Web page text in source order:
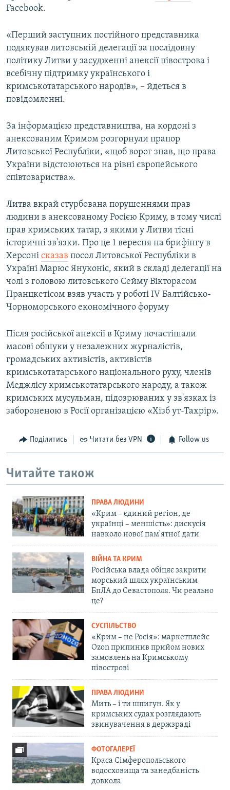
Facebook.
«Перший заступник постійного представника
подякував литовській делегації за послідовну
політику Литви у засудженні анексії півострова і
всебічну підтримку українського і
кримськотатарського народів», – йдеться в
повідомленні.
За інформацією представництва, на кордоні з
анексованим Кримом розгорнули прапор
Литовської Республіки, «щоб ворог знав, що права
України відстоюються на рівні європейського
співтовариства».
Литва вкрай стурбована порушеннями прав
людини в анексованому Росією Криму, в тому числі
прав кримських татар, з якими у Литви тісні
історичні зв'язки. Про це 1 вересня на брифінгу в
Херсоні сказав посол Литовської Республіки в
Україні Марюс Януконіс, який в складі делегації на
чолі з головою литовського Сейму Вікторасом
Пранцкетісом взяв участь у роботі IV Балтійсько-
Чорноморського економічного форуму
Після російської анексії в Криму почастішали
масові обшуки у незалежних журналістів,
громадських активістів, активістів
кримськотатарського національного руху, членів
Меджлісу кримськотатарського народу, а також
кримських мусульман, підозрюваних у зв'язках із
забороненою в Росії організацією «Хізб ут-Тахрір».
Поділитись Читати без VPN Follow us
Читайте також
ПРАВА ЛЮДИНИ
«Крим – єдиний регіон, де
українці – меншість»: дискусія
навколо нової пам'ятної дати
ВІЙНА ТА КРИМ
Російська влада обіцяє закрити
морський шлях українським
БпЛА до Севастополя. Чи реально
це?
СУСПІЛЬСТВО
«Крим – не Росія»: маркетплейс
Ozon припинив прийом нових
замовлень на Кримському
півострові
ПРАВА ЛЮДИНИ
Мить – і ти шпигун. Як у
кримських судах розглядають
звинувачення в держзраді
ФОТОГАЛЕРЕЇ
Краса Сімферопольського
водосховища та занедбаність
довкола